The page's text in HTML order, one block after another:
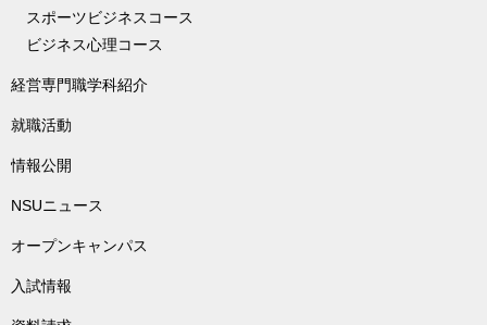
スポーツビジネスコース
ビジネス心理コース
経営専門職学科紹介
就職活動
情報公開
NSUニュース
オープンキャンパス
入試情報